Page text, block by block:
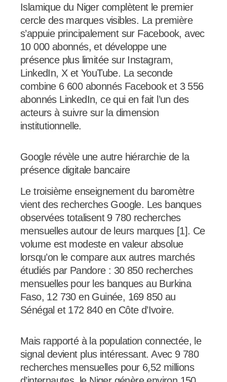
Islamique du Niger complètent le premier
cercle des marques visibles. La première
s’appuie principalement sur Facebook, avec
10 000 abonnés, et développe une
présence plus limitée sur Instagram,
LinkedIn, X et YouTube. La seconde
combine 6 600 abonnés Facebook et 3 556
abonnés LinkedIn, ce qui en fait l’un des
acteurs à suivre sur la dimension
institutionnelle.
Google révèle une autre hiérarchie de la
présence digitale bancaire
Le troisième enseignement du baromètre
vient des recherches Google. Les banques
observées totalisent 9 780 recherches
mensuelles autour de leurs marques [1]. Ce
volume est modeste en valeur absolue
lorsqu’on le compare aux autres marchés
étudiés par Pandore : 30 850 recherches
mensuelles pour les banques au Burkina
Faso, 12 730 en Guinée, 169 850 au
Sénégal et 172 840 en Côte d’Ivoire.
Mais rapporté à la population connectée, le
signal devient plus intéressant. Avec 9 780
recherches mensuelles pour 6,52 millions